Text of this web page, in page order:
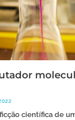
científica de